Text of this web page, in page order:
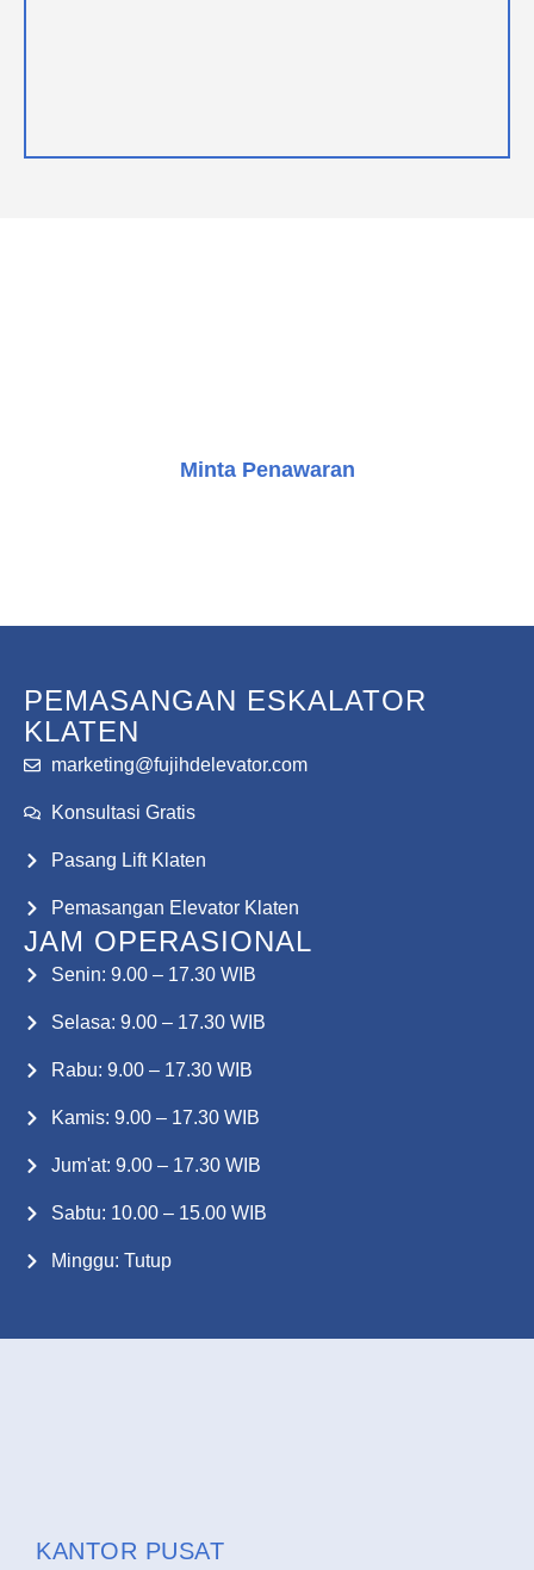
Minta Penawaran
PEMASANGAN ESKALATOR
KLATEN
marketing@fujihdelevator.com
Konsultasi Gratis
Pasang Lift Klaten
Pemasangan Elevator Klaten
JAM OPERASIONAL
Senin: 9.00 – 17.30 WIB
Selasa: 9.00 – 17.30 WIB
Rabu: 9.00 – 17.30 WIB
Kamis: 9.00 – 17.30 WIB
Jum'at: 9.00 – 17.30 WIB
Sabtu: 10.00 – 15.00 WIB
Minggu: Tutup
KANTOR PUSAT